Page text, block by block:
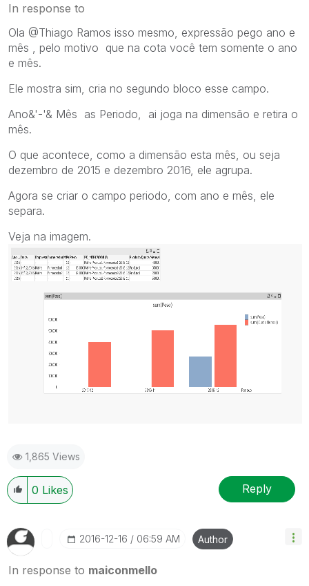
In response to
Ola @Thiago Ramos isso mesmo, expressão pego ano e
mês , pelo motivo que na cota você tem somente o ano
e mês.
Ele mostra sim, cria no segundo bloco esse campo.
Ano&'-'& Mês as Periodo, ai joga na dimensão e retira o
mês.
O que acontece, como a dimensão esta mês, ou seja
dezembro de 2015 e dezembro 2016, ele agrupa.
Agora se criar o campo periodo, com ano e mês, ele
separa.
Veja na imagem.
1,865 Views
0 Likes Reply
‎2016-12-16 06:59 AM Author
In response to maiconmello